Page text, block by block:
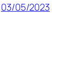
03/05/2023